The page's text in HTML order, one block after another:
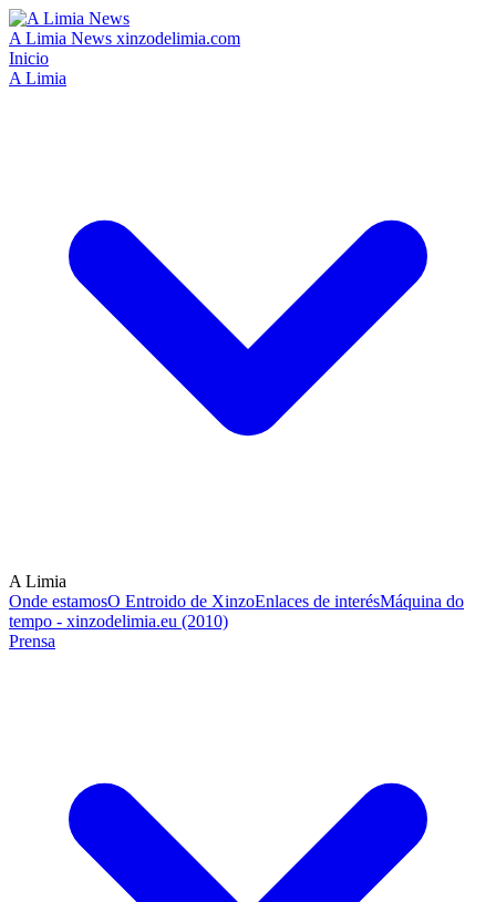
A Limia News xinzodelimia.com
Inicio
A Limia
A Limia
Onde estamosO Entroido de XinzoEnlaces de interésMáquina do
tempo - xinzodelimia.eu (2010)
Prensa